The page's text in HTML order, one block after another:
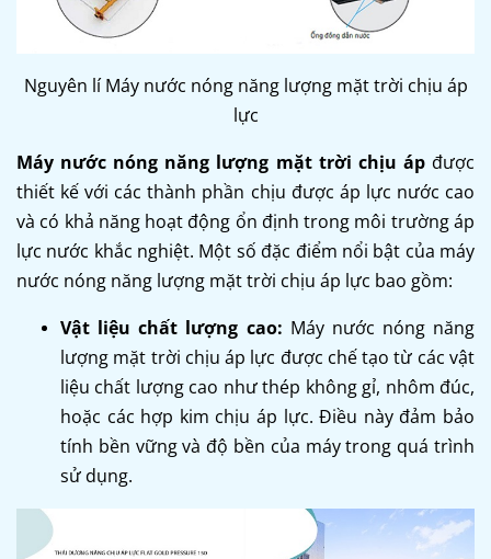
Nguyên lí Máy nước nóng năng lượng mặt trời chịu áp
lực
Máy nước nóng năng lượng mặt trời chịu ápđược
thiết kế với các thành phần chịu được áp lực nước cao
và có khả năng hoạt động ổn định trong môi trường áp
lực nước khắc nghiệt. Một số đặc điểm nổi bật của máy
nước nóng năng lượng mặt trời chịu áp lực bao gồm:
Vật liệu chất lượng cao: Máy nước nóng năng
lượng mặt trời chịu áp lực được chế tạo từ các vật
liệu chất lượng cao như thép không gỉ, nhôm đúc,
hoặc các hợp kim chịu áp lực. Điều này đảm bảo
tính bền vững và độ bền của máy trong quá trình
sử dụng.